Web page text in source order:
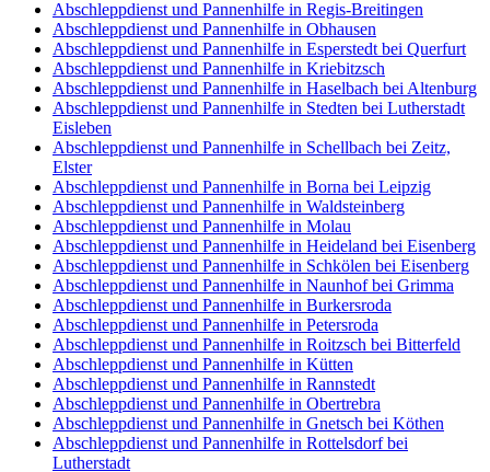
Abschleppdienst und Pannenhilfe in Regis-Breitingen
Abschleppdienst und Pannenhilfe in Obhausen
Abschleppdienst und Pannenhilfe in Esperstedt bei Querfurt
Abschleppdienst und Pannenhilfe in Kriebitzsch
Abschleppdienst und Pannenhilfe in Haselbach bei Altenburg
Abschleppdienst und Pannenhilfe in Stedten bei Lutherstadt
Eisleben
Abschleppdienst und Pannenhilfe in Schellbach bei Zeitz,
Elster
Abschleppdienst und Pannenhilfe in Borna bei Leipzig
Abschleppdienst und Pannenhilfe in Waldsteinberg
Abschleppdienst und Pannenhilfe in Molau
Abschleppdienst und Pannenhilfe in Heideland bei Eisenberg
Abschleppdienst und Pannenhilfe in Schkölen bei Eisenberg
Abschleppdienst und Pannenhilfe in Naunhof bei Grimma
Abschleppdienst und Pannenhilfe in Burkersroda
Abschleppdienst und Pannenhilfe in Petersroda
Abschleppdienst und Pannenhilfe in Roitzsch bei Bitterfeld
Abschleppdienst und Pannenhilfe in Kütten
Abschleppdienst und Pannenhilfe in Rannstedt
Abschleppdienst und Pannenhilfe in Obertrebra
Abschleppdienst und Pannenhilfe in Gnetsch bei Köthen
Abschleppdienst und Pannenhilfe in Rottelsdorf bei
Lutherstadt